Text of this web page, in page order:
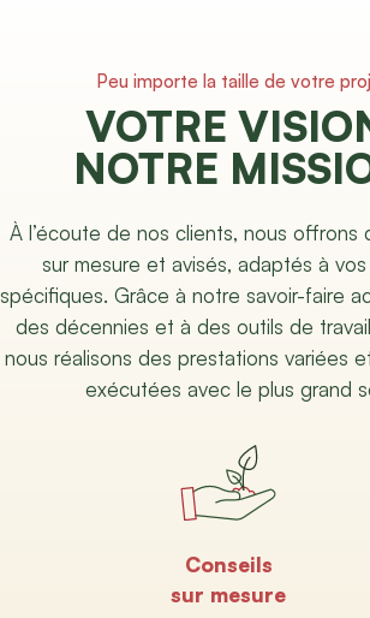
Peu importe la taille de votre
VOTRE
NOTRE
À l’écoute de nos clients, nous offrons
sur mesure et avisés, adaptés à
spécifiques. Grâce à notre savoir-faire
des décennies et à des outils de
nous réalisons des prestations variées
exécutées avec le plus grand
Conseils
sur mesure